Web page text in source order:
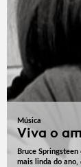
Música
Viva o
Bruce
mais linda do ano,